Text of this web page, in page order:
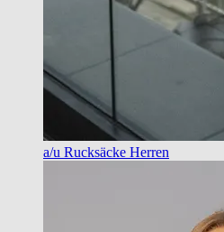
a/u Rucksäcke Herren